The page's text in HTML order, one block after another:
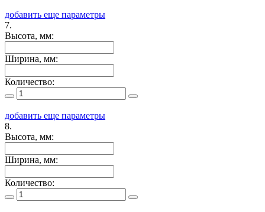
добавить еще параметры
7.
Высота, мм:
Ширина, мм:
Количество:
добавить еще параметры
8.
Высота, мм:
Ширина, мм:
Количество: